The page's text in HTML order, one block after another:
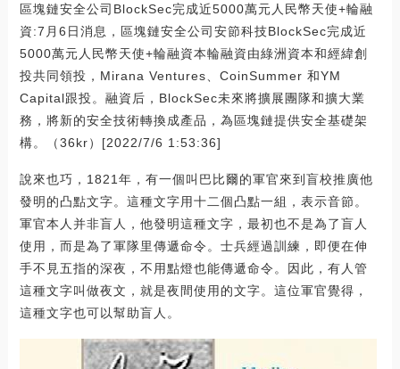
區塊鏈安全公司BlockSec完成近5000萬元人民幣天使+輪融
資:7月6日消息，區塊鏈安全公司安節科技BlockSec完成近
5000萬元人民幣天使+輪融資本輪融資由綠洲資本和經緯創
投共同領投，Mirana Ventures、CoinSummer 和YM
Capital跟投。融資后，BlockSec未來將擴展團隊和擴大業
務，將新的安全技術轉換成產品，為區塊鏈提供安全基礎架
構。（36kr）[2022/7/6 1:53:36]
說來也巧，1821年，有一個叫巴比爾的軍官來到盲校推廣他
發明的凸點文字。這種文字用十二個凸點一組，表示音節。
軍官本人并非盲人，他發明這種文字，最初也不是為了盲人
使用，而是為了軍隊里傳遞命令。士兵經過訓練，即便在伸
手不見五指的深夜，不用點燈也能傳遞命令。因此，有人管
這種文字叫做夜文，就是夜間使用的文字。這位軍官覺得，
這種文字也可以幫助盲人。